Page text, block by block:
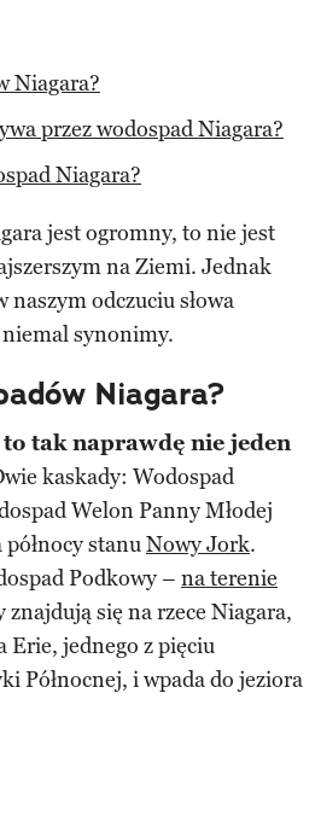
Niagara?
przez wodospad Niagara?
Niagara?
jest ogromny, to nie jest
na Ziemi. Jednak
odczuciu słowa
synonimy.
Niagara?
tak naprawdę nie jeden
kaskady: Wodospad
Welon Panny Młodej
stanuNowy Jork.
Podkowy – na terenie
znajdują się na rzece Niagara,
Erie, jednego z pięciu
Północnej, i wpada do jeziora